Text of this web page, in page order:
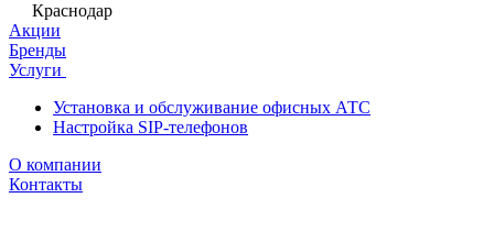
Краснодар
Акции
Бренды
Услуги
Установка и обслуживание офисных АТС
Настройка SIP-телефонов
О компании
Контакты